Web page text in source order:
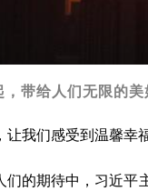
带给人们无限的
我们感受到温馨幸
的期待中，习近